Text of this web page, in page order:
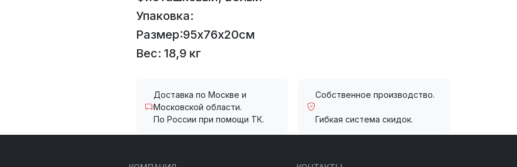
Упаковка:
Размер:95х76х20см
Вес: 18,9 кг
Доставка по Москве и
Московской области.
По России при помощи ТК.
Собственное производство.
Гибкая система скидок.